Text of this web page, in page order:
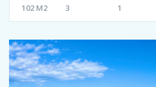
102 M2
3
1